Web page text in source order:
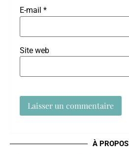
E-mail *
Site web
À PROPOS